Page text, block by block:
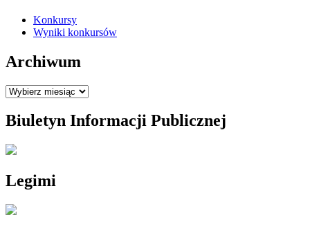
Konkursy
Wyniki konkursów
Archiwum
Archiwum
Biuletyn Informacji Publicznej
Legimi